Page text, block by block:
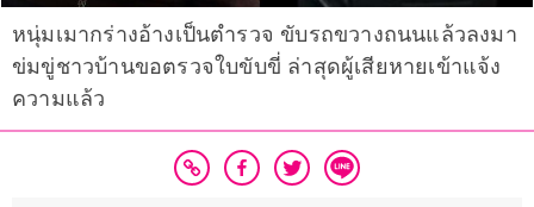
หนุ่มเมากร่างอ้างเป็นตำรวจ ขับรถขวางถนนแล้วลงมา
ข่มขู่ชาวบ้านขอตรวจใบขับขี่ ล่าสุดผู้เสียหายเข้าแจ้ง
ความแล้ว